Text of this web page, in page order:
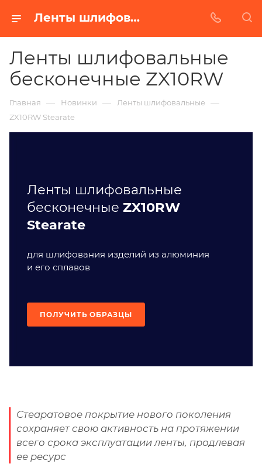
Ленты шлифовальные бесконечные ZX10RW со стеаратовым покрытием от завода БАЗ в Екатеринбурге
Ленты шлифовальные
бесконечные ZX10RW
Главная — Новинки — Ленты шлифовальные —
ZX10RW Stearate
Ленты шлифовальные
бесконечные ZX10RW
Stearate
для шлифования изделий из алюминия
и его сплавов
ПОЛУЧИТЬ ОБРАЗЦЫ
Стеаратовое покрытие нового поколения
сохраняет свою активность на протяжении
всего срока эксплуатации ленты, продлевая
ее ресурс